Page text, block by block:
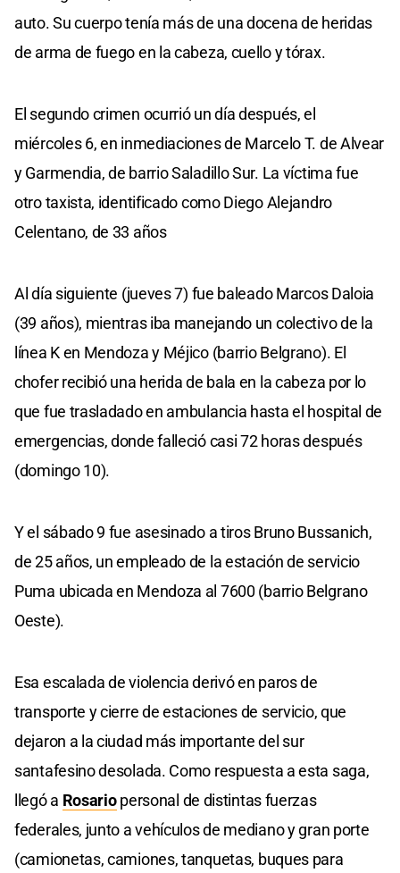
auto. Su cuerpo tenía más de una docena de heridas
de arma de fuego en la cabeza, cuello y tórax.
El segundo crimen ocurrió un día después, el
miércoles 6, en inmediaciones de Marcelo T. de Alvear
y Garmendia, de barrio Saladillo Sur. La víctima fue
otro taxista, identificado como Diego Alejandro
Celentano, de 33 años
Al día siguiente (jueves 7) fue baleado Marcos Daloia
(39 años), mientras iba manejando un colectivo de la
línea K en Mendoza y Méjico (barrio Belgrano). El
chofer recibió una herida de bala en la cabeza por lo
que fue trasladado en ambulancia hasta el hospital de
emergencias, donde falleció casi 72 horas después
(domingo 10).
Y el sábado 9 fue asesinado a tiros Bruno Bussanich,
de 25 años, un empleado de la estación de servicio
Puma ubicada en Mendoza al 7600 (barrio Belgrano
Oeste).
Esa escalada de violencia derivó en paros de
transporte y cierre de estaciones de servicio, que
dejaron a la ciudad más importante del sur
santafesino desolada. Como respuesta a esta saga,
llegó a Rosariopersonal de distintas fuerzas
federales, junto a vehículos de mediano y gran porte
(camionetas, camiones, tanquetas, buques para